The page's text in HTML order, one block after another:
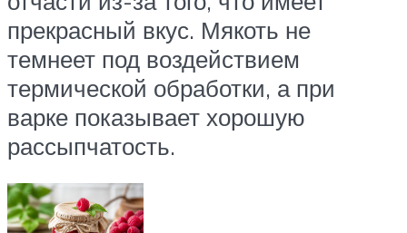
прекрасный вкус. Мякоть не
темнеет под воздействием
термической обработки, а при
варке показывает хорошую
рассыпчатость.